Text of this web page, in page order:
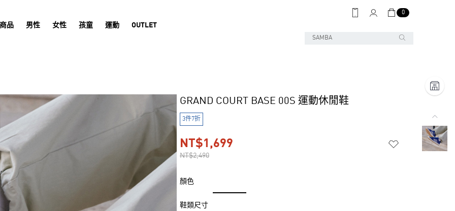
0
品 男性 女性 孩童 運動 OUTLET
GRAND COURT BASE 00S 運動休閒鞋
3件7折
NT$2,490
NT$1,699
顏色
鞋類尺寸